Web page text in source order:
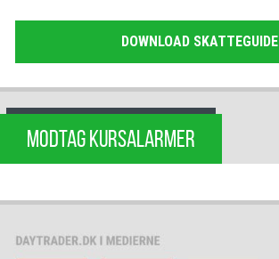
DOWNLOAD SKATTEGUIDE
MODTAG KURSALARMER